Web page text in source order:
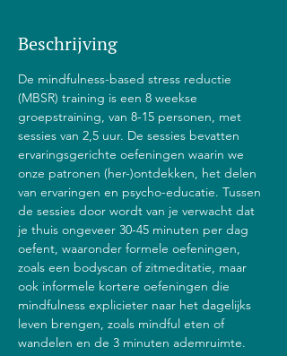
Beschrijving
De mindfulness-based stress reductie
(MBSR) training is een 8 weekse
groepstraining, van 8-15 personen, met
sessies van 2,5 uur. De sessies bevatten
ervaringsgerichte oefeningen waarin we
onze patronen (her-)ontdekken, het delen
van ervaringen en psycho-educatie. Tussen
de sessies door wordt van je verwacht dat
je thuis ongeveer 30-45 minuten per dag
oefent, waaronder formele oefeningen,
zoals een bodyscan of zitmeditatie, maar
ook informele kortere oefeningen die
mindfulness explicieter naar het dagelijks
leven brengen, zoals mindful eten of
wandelen en de 3 minuten ademruimte.